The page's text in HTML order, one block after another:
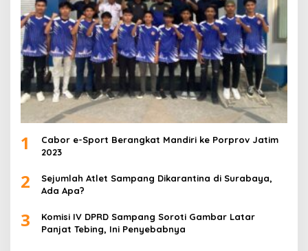
1
Cabor e-Sport Berangkat Mandiri ke Porprov Jatim
2023
2
Sejumlah Atlet Sampang Dikarantina di Surabaya,
Ada Apa?
3
Komisi IV DPRD Sampang Soroti Gambar Latar
Panjat Tebing, Ini Penyebabnya